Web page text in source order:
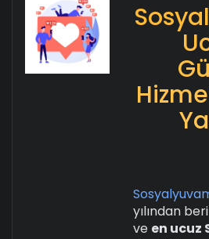
yılından beri
ve en ucuz